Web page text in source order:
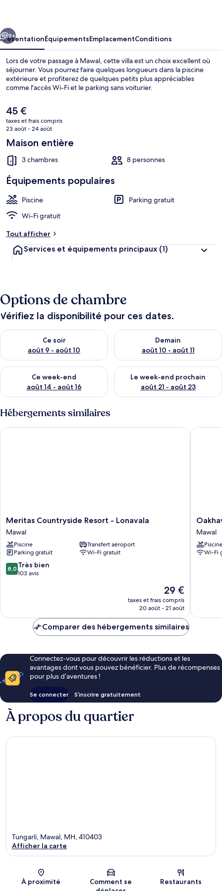
Suivant
9+
PrésentationÉquipementsEmplacementConditions
Lors de votre passage à Mawal, cette villa est un choix excellent où
séjourner. Vous pourrez faire quelques longueurs dans la piscine
extérieure et profiterez de quelques petits plus appréciables
comme l'accès Wi-Fi et le parking sans voiturier.
Le
prix
actuel
de
45 €.
45 €
taxes et frais compris
23 août - 24 août
Maison entière
3 chambres 8 personnes
Équipements populaires
Piscine
Parking gratuit
Wi-Fi gratuit
Tout afficher
Services et équipements principaux (1)
Options de chambre
Vérifiez la disponibilité pour ces dates.
Ce soir
août 9 - août 10
Vérifier la disponibilité pour ce soir août 9 - août 10
Demain
août 10 - août 11
Vérifier la disponibilité pour
Ce week-end
août 14 - août 16
Vérifier la disponibilité pour ce week-end août 14 - août 16
Le week-end prochain
août 21 - août 23
Vérifier la disponibilité pour
Hébergements similaires
Meritas
Countryside
Resort
-
Lonavala
Mawal
Meritas Countryside Resort - Lonavala
Mawal
Piscine
Transfert aéroport
Parking gratuit
Wi-Fi gratuit
8.0
sur
8,0 Très bien
103 avis
Le
nouveau
prix
de
29 €
taxes et frais compris
20 août - 21 août
Meritas Countryside Resort - Lonavala
4
BHK
With
Pvt
Mawal
Wi-Fi
Comparer des hébergements similaires
Connectez-vous pour découvrir les réductions et les
avantages dont vous pouvez bénéficier. Plus de récompenses
pour plus d’aventures !
Se connecter S’inscrire gratuitement
À propos du quartier
Carte
Tungarli, Mawal, MH, 410403
Afficher la carte
À proximité
Comment se
Restaurants